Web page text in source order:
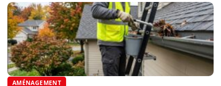
AMÉNAGEMENT